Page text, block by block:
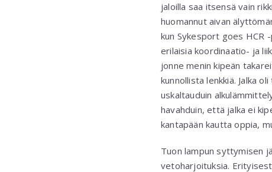
jaloilla saa itsensä vain
huomannut aivan
kun Sykesport goes HCR
erilaisia koordinaatio- ja
jonne menin kipeän
kunnollista lenkkiä. Jalka
uskaltauduin
havahduin, että jalka ei
kantapään kautta oppia,
Tuon lampun syttymisen
vetoharjoituksia.